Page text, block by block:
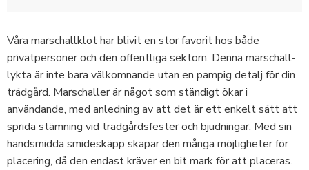
Våra marschallklot har blivit en stor favorit hos både
privatpersoner och den offentliga sektorn. Denna marschall-
lykta är inte bara välkomnande utan en pampig detalj för din
trädgård. Marschaller är något som ständigt ökar i
användande, med anledning av att det är ett enkelt sätt att
sprida stämning vid trädgårdsfester och bjudningar. Med sin
handsmidda smideskäpp skapar den många möjligheter för
placering, då den endast kräver en bit mark för att placeras.